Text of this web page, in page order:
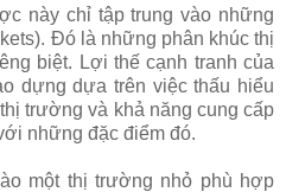
này chỉ tập trung vào những
Đó là những phân khúc thị
biệt. Lợi thế cạnh tranh của
dựng dựa trên việc thấu hiểu
trường và khả năng cung cấp
những đặc điểm đó.
một thị trường nhỏ phù hợp